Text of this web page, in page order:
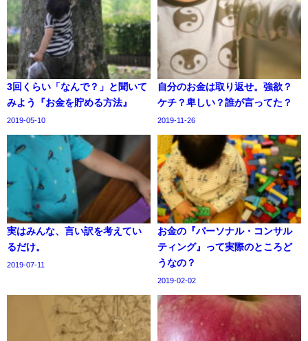
3回くらい「なんで？」と聞いて
みよう『お金を貯める方法』
2019-05-10
自分のお金は取り返せ。強欲？
ケチ？卑しい？誰が言ってた？
2019-11-26
実はみんな、言い訳を考えてい
るだけ。
2019-07-11
お金の『パーソナル・コンサル
ティング』って実際のところど
うなの？
2019-02-02